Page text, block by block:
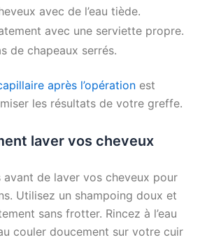
avec de l’eau tiède.
avec une serviette propre.
de chapeaux serrés.
après l’opérationest
les résultats de votre greffe.
laver vos cheveux
de laver vos cheveux pour
Utilisez un shampoing doux et
sans frotter. Rincez à l’eau
couler doucement sur votre cuir